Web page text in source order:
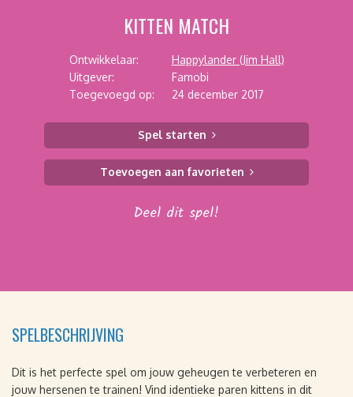
KITTEN MATCH
Ontwikkelaar:
Happylander (Jim Hall)
Uitgever:
Famobi
Toegevoegd op:
24 december 2017
Spel starten
Toevoegen aan favorieten
Deel dit spel!
SPELBESCHRIJVING
Dit is het perfecte spel om jouw geheugen te verbeteren en
jouw hersenen te trainen! Vind identieke paren kittens in dit